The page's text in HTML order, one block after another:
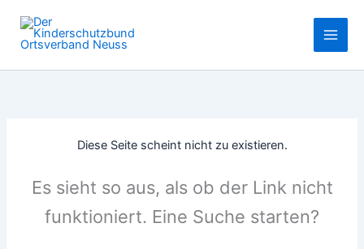
Inhalt
springen
Diese Seite scheint nicht zu existieren.
Es sieht so aus, als ob der Link nicht
funktioniert. Eine Suche starten?